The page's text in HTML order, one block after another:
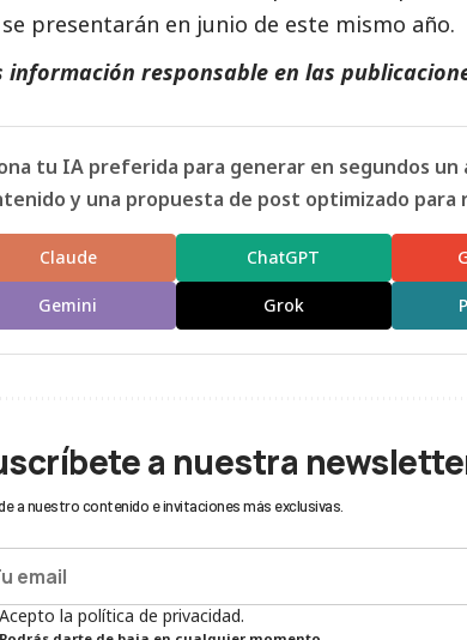
presentarán en junio de este mismo año.
información responsable en las
tu IA preferida para generar en segundos un
y una propuesta de post optimizado para
Claude ChatGPT
Gemini Grok
a nuestra
a nuestro contenido e invitaciones más exclusivas.
Acepto la política de privacidad.